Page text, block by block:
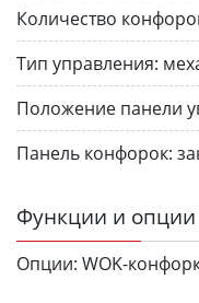
Количество
Тип управления:
Положение панели
Панель конфорок:
Функции и опции
Опции: WOK-